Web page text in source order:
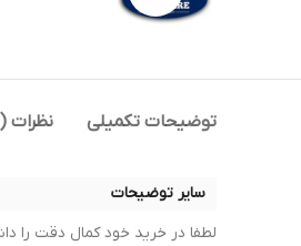
توضیحات تکمیلی نظرات (0)
سایر توضیحات